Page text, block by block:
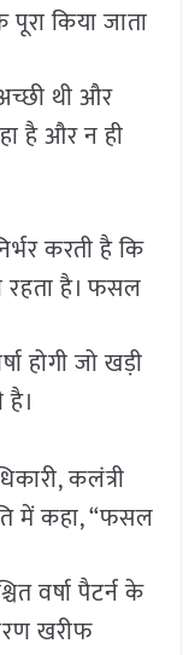
किया जाता
थी और
है और न ही
करती है कि
रहता है। फसल
होगी जो खड़ी
कलंत्री
में कहा, “फसल
वर्षा पैटर्न के
खरीफ